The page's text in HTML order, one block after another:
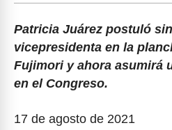
Patricia Juárez postuló
vicepresidenta en la
Fujimori y ahora asumirá
en el Congreso.
17 de agosto de 2021